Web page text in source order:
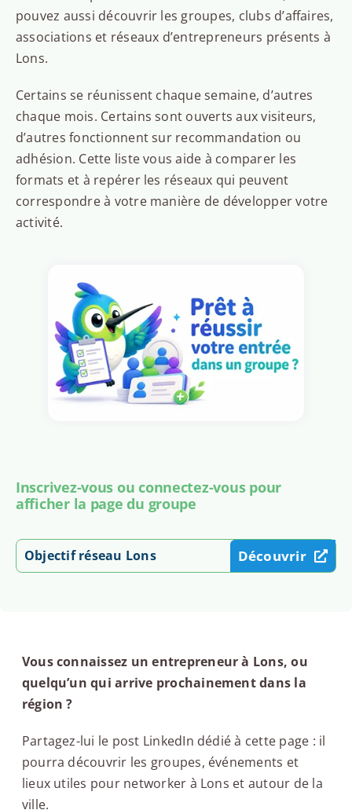
pouvez aussi découvrir les groupes, clubs d’affaires,
associations et réseaux d’entrepreneurs présents à
Lons.
Certains se réunissent chaque semaine, d’autres
chaque mois. Certains sont ouverts aux visiteurs,
d’autres fonctionnent sur recommandation ou
adhésion. Cette liste vous aide à comparer les
formats et à repérer les réseaux qui peuvent
correspondre à votre manière de développer votre
activité.
Inscrivez-vous ou connectez-vous pour
afficher la page du groupe
Objectif réseau Lons Découvrir
Vous connaissez un entrepreneur à Lons, ou
quelqu’un qui arrive prochainement dans la
région ?
Partagez-lui le post LinkedIn dédié à cette page : il
pourra découvrir les groupes, événements et
lieux utiles pour networker à Lons et autour de la
ville.